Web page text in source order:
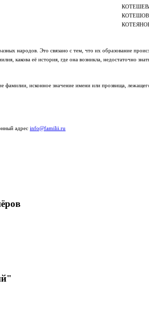
КОТЕШОВ
народов. Это связано с тем, что их образование
какова её история, где она возникла, недостаточно
исконное значение имени или прозвища,
адрес info@familii.ru